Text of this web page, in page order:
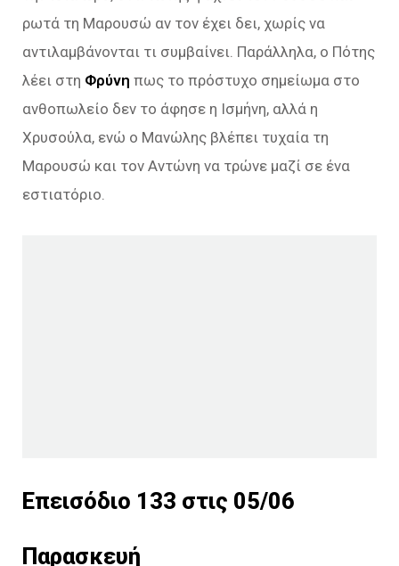
ρωτά τη Μαρουσώ αν τον έχει δει, χωρίς να
αντιλαμβάνονται τι συμβαίνει. Παράλληλα, ο Πότης
λέει στη Φρύνη πως το πρόστυχο σημείωμα στο
ανθοπωλείο δεν το άφησε η Ισμήνη, αλλά η
Χρυσούλα, ενώ ο Μανώλης βλέπει τυχαία τη
Μαρουσώ και τον Αντώνη να τρώνε μαζί σε ένα
εστιατόριο.
Επεισόδιο 133 στις 05/06
Παρασκευή